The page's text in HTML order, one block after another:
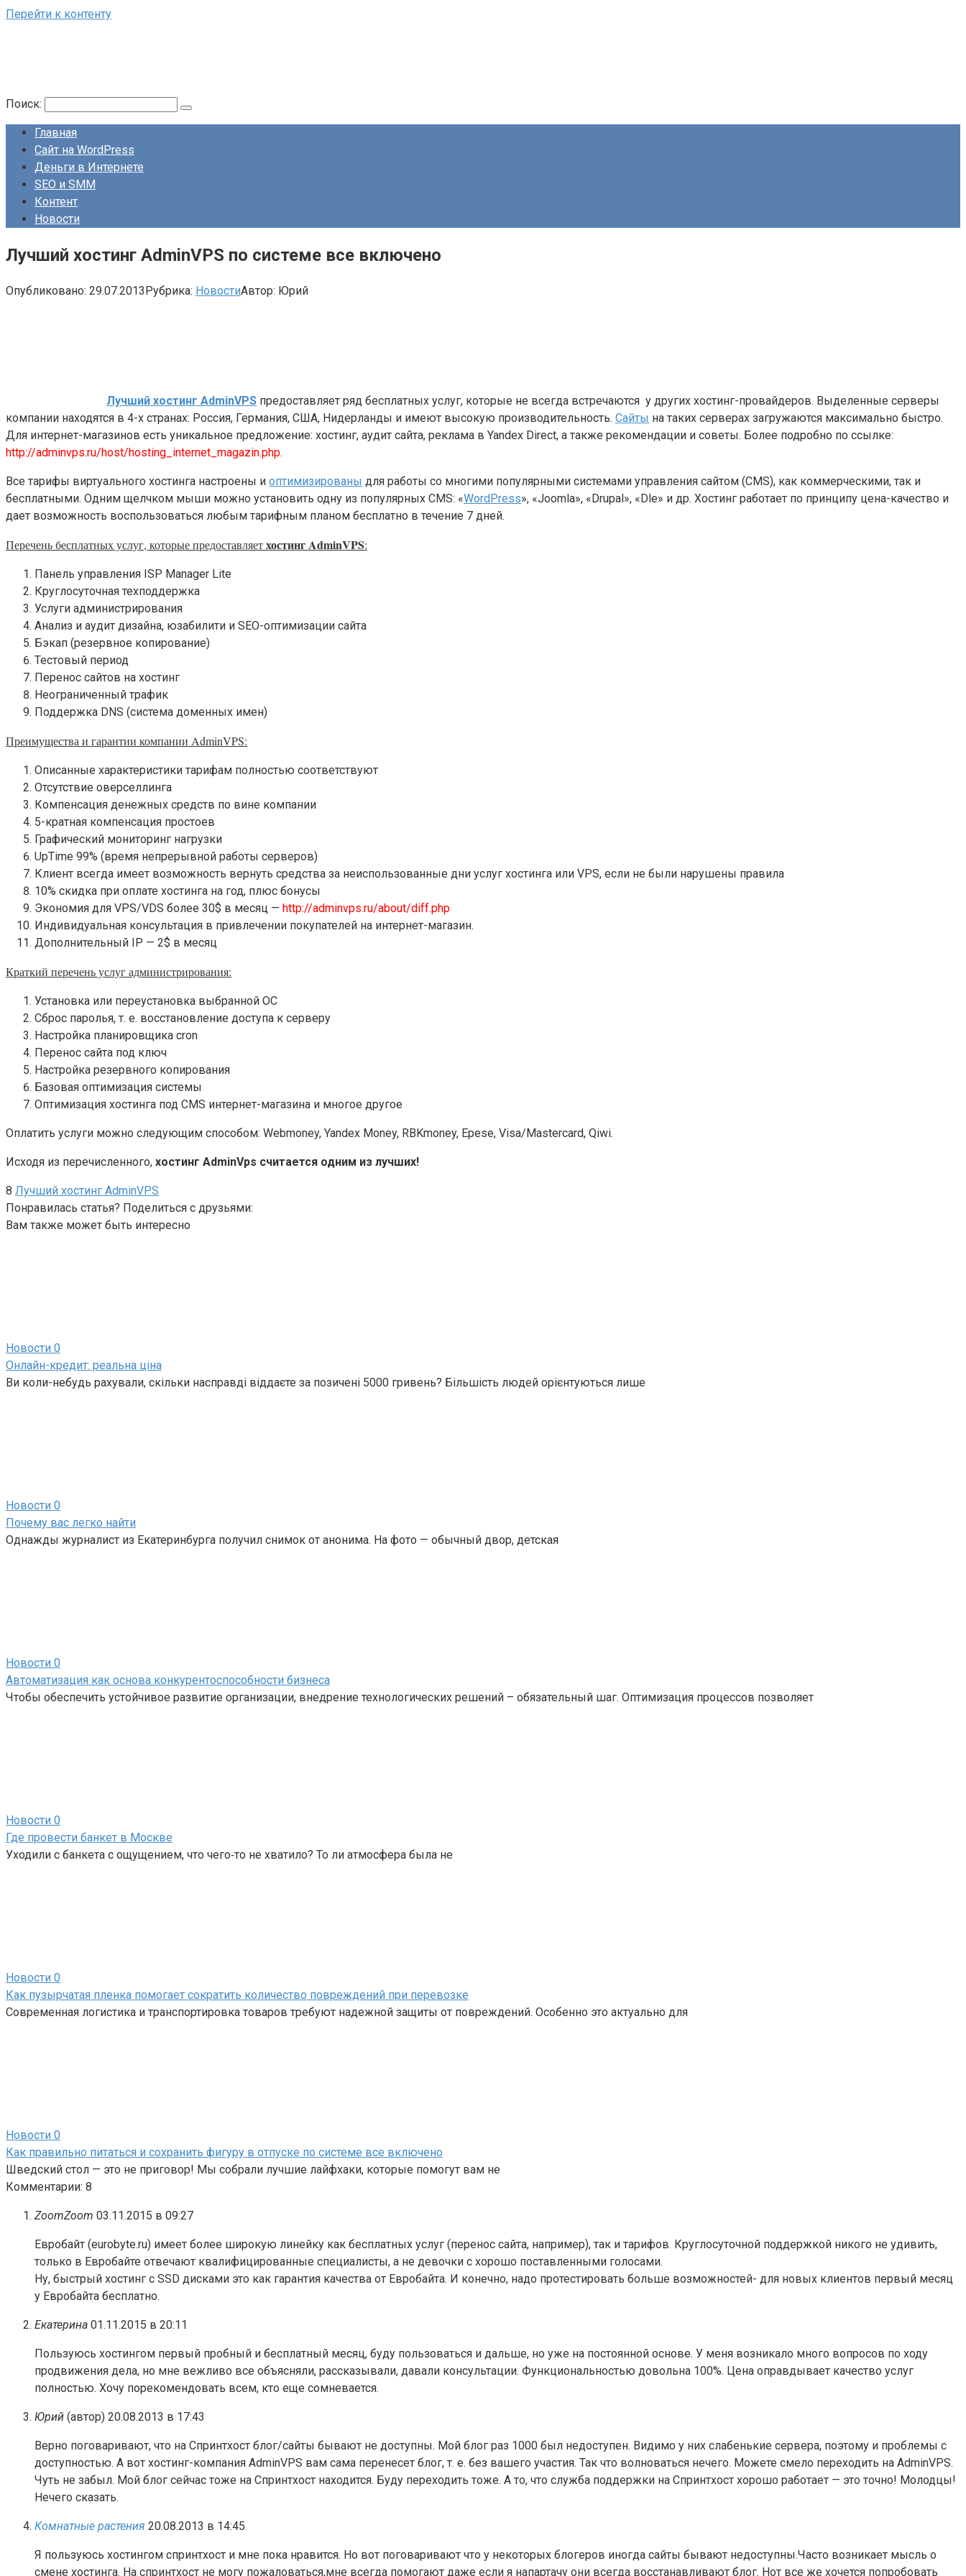
Перейти к контенту
Поиск:
Главная
Сайт на WordPress
Деньги в Интернете
SEO и SMM
Контент
Новости
Лучший хостинг AdminVPS по системе все включено
Опубликовано: 29.07.2013Рубрика: НовостиАвтор: Юрий
Лучший хостинг AdminVPS предоставляет ряд бесплатных услуг, которые не всегда встречаются у других хостинг-провайдеров. Выделенные серверы
компании находятся в 4-х странах: Россия, Германия, США, Нидерланды и имеют высокую производительность. Сайты на таких серверах загружаются максимально быстро.
Для интернет-магазинов есть уникальное предложение: хостинг, аудит сайта, реклама в Yandex Direct, а также рекомендации и советы. Более подробно по ссылке:
http://adminvps.ru/host/hosting_internet_magazin.php.
Все тарифы виртуального хостинга настроены и оптимизированы для работы со многими популярными системами управления сайтом (CMS), как коммерческими, так и
бесплатными. Одним щелчком мыши можно установить одну из популярных CMS: «WordPress», «Joomla», «Drupal», «Dle» и др. Хостинг работает по принципу цена-качество и
дает возможность воспользоваться любым тарифным планом бесплатно в течение 7 дней.
Перечень бесплатных услуг, которые предоставляетхостинг AdminVPS:
Панель управления ISP Manager Lite
Круглосуточная техподдержка
Услуги администрирования
Анализ и аудит дизайна, юзабилити и SEO-оптимизации сайта
Бэкап (резервное копирование)
Тестовый период
Перенос сайтов на хостинг
Неограниченный трафик
Поддержка DNS (система доменных имен)
Преимущества и гарантии компании AdminVPS:
Описанные характеристики тарифам полностью соответствуют
Отсутствие оверселлинга
Компенсация денежных средств по вине компании
5-кратная компенсация простоев
Графический мониторинг нагрузки
UpTime 99% (время непрерывной работы серверов)
Клиент всегда имеет возможность вернуть средства за неиспользованные дни услуг хостинга или VPS, если не были нарушены правила
10% скидка при оплате хостинга на год, плюс бонусы
Экономия для VPS/VDS более 30$ в месяц — http://adminvps.ru/about/diff.php
Индивидуальная консультация в привлечении покупателей на интернет-магазин.
Дополнительный IP — 2$ в месяц
Краткий перечень услуг администрирования:
Установка или переустановка выбранной ОС
Сброс паролья, т. е. восстановление доступа к серверу
Настройка планировщика cron
Перенос сайта под ключ
Настройка резервного копирования
Базовая оптимизация системы
Оптимизация хостинга под CMS интернет-магазина и многое другое
Оплатить услуги можно следующим способом: Webmoney, Yandex Money, RBKmoney, Epese, Visa/Mastercard, Qiwi.
Исходя из перечисленного, хостинг AdminVps считается одним из лучших!
8 Лучший хостинг AdminVPS
Понравилась статья? Поделиться с друзьями:
Вам также может быть интересно
Новости 0
Онлайн-кредит: реальна ціна
Ви коли-небудь рахували, скільки насправді віддаєте за позичені 5000 гривень? Більшість людей орієнтуються лише
Новости 0
Почему вас легко найти
Однажды журналист из Екатеринбурга получил снимок от анонима. На фото — обычный двор, детская
Новости 0
Автоматизация как основа конкурентоспособности бизнеса
Чтобы обеспечить устойчивое развитие организации, внедрение технологических решений – обязательный шаг. Оптимизация процессов позволяет
Новости 0
Где провести банкет в Москве
Уходили с банкета с ощущением, что чего‑то не хватило? То ли атмосфера была не
Новости 0
Как пузырчатая пленка помогает сократить количество повреждений при перевозке
Современная логистика и транспортировка товаров требуют надежной защиты от повреждений. Особенно это актуально для
Новости 0
Как правильно питаться и сохранить фигуру в отпуске по системе все включено
Шведский стол — это не приговор! Мы собрали лучшие лайфхаки, которые помогут вам не
Комментарии: 8
ZoomZoom 03.11.2015 в 09:27
Евробайт (eurobyte.ru) имеет более широкую линейку как бесплатных услуг (перенос сайта, например), так и тарифов. Круглосуточной поддержкой никого не удивить,
только в Евробайте отвечают квалифицированные специалисты, а не девочки с хорошо поставленными голосами.
Ну, быстрый хостинг с SSD дисками это как гарантия качества от Евробайта. И конечно, надо протестировать больше возможностей- для новых клиентов первый месяц
у Евробайта бесплатно.
Екатерина 01.11.2015 в 20:11
Пользуюсь хостингом первый пробный и бесплатный месяц, буду пользоваться и дальше, но уже на постоянной основе. У меня возникало много вопросов по ходу
продвижения дела, но мне вежливо все объясняли, рассказывали, давали консультации. Функциональностью довольна 100%. Цена оправдывает качество услуг
полностью. Хочу порекомендовать всем, кто еще сомневается.
Юрий (автор) 20.08.2013 в 17:43
Верно поговаривают, что на Спринтхост блог/сайты бывают не доступны. Мой блог раз 1000 был недоступен. Видимо у них слабенькие сервера, поэтому и проблемы с
доступностью. А вот хостинг-компания AdminVPS вам сама перенесет блог, т. е. без вашего участия. Так что волноваться нечего. Можете смело переходить на AdminVPS.
Чуть не забыл. Мой блог сейчас тоже на Спринтхост находится. Буду переходить тоже. А то, что служба поддержки на Спринтхост хорошо работает — это точно! Молодцы!
Нечего сказать.
Комнатные растения 20.08.2013 в 14:45
Я пользуюсь хостингом спринтхост и мне пока нравится. Но вот поговаривают что у некоторых блогеров иногда сайты бывают недоступны.Часто возникает мысль о
смене хостинга. На спринтхост не могу пожаловаться,мне всегда помогают даже если я напартачу они всегда восстанавливают блог. Нот все же хочется попробовать